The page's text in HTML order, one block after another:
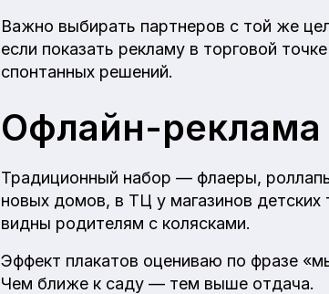
Важно выбирать партнеров с той же
если показать рекламу в торговой
спонтанных решений.
Офлайн-реклама
Традиционный набор — флаеры,
новых домов, в ТЦ у магазинов детских
видны родителям с колясками.
Эффект плакатов оцениваю по фразе
Чем ближе к саду — тем выше отдача.